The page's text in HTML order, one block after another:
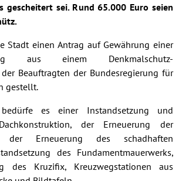
gescheitert sei. Rund 65.000 Euro seien
Stadt einen Antrag auf Gewährung einer
aus einem Denkmalschutz-
Beauftragten der Bundesregierung für
gestellt.
es einer Instandsetzung und
der Erneuerung der
der Erneuerung des schadhaften
des Fundamentmauerwerks,
des Kruzifix, Kreuzwegstationen aus